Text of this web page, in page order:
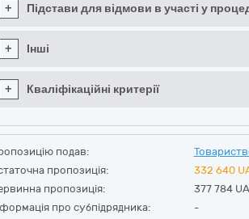
+ Підстави для відмови в участі у
+ Інші
+ Кваліфікаційні критерії
подав:
пропозиція:
332 640
пропозиція:
377 784
про субпідрядника:
-